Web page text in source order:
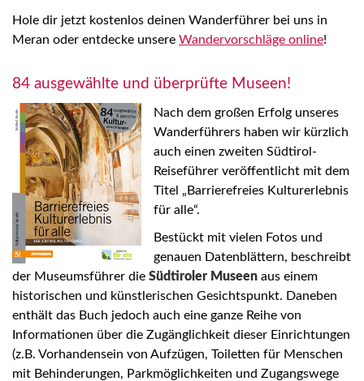
Hole dir jetzt kostenlos deinen Wanderführer bei uns in
Meran oder entdecke unsere Wandervorschläge online!
84 ausgewählte und überprüfte Museen!
Nach dem großen Erfolg unseres
Wanderführers haben wir kürzlich
auch einen zweiten Südtirol-
Reiseführer veröffentlicht mit dem
Titel „Barrierefreies Kulturerlebnis
für alle“.
Bestückt mit vielen Fotos und
genauen Datenblättern, beschreibt
der Museumsführer die Südtiroler Museen aus einem
historischen und künstlerischen Gesichtspunkt. Daneben
enthält das Buch jedoch auch eine ganze Reihe von
Informationen über die Zugänglichkeit dieser Einrichtungen
(z.B. Vorhandensein von Aufzügen, Toiletten für Menschen
mit Behinderungen, Parkmöglichkeiten und Zugangswege